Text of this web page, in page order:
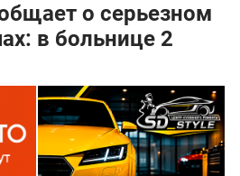
о серьезном
в больнице 2